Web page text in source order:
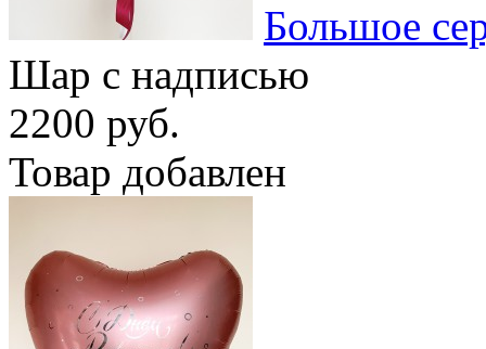
Большое
Шар с надписью
2200 руб.
Товар добавлен